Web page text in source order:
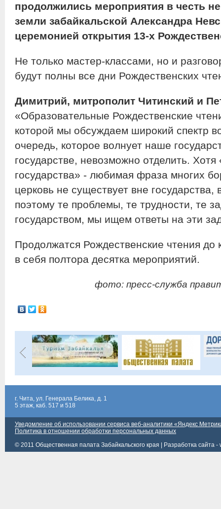
продолжились мероприятия в честь
земли забайкальской Александра
церемонией открытия 13-х
Не только мастер-классами, но и
будут полны все дни Рождественских
Димитрий, митрополит Читинский и
«Образовательные Рождественские
которой мы обсуждаем широкий спектр
очередь, которое волнует наше
государстве, невозможно отделить.
государства» - любимая фраза многих
церковь не существует вне
поэтому те проблемы, те трудности, те
государством, мы ищем ответы на эти
Продолжатся Рождественские чтения до
в себя полтора десятка мероприятий.
фото: пресс-служба
г. Чита, ул. Генерала Белика, д. 1
5 этаж, каб. 517 и 518
Уведомление об использовании сервиса веб-аналитики «Яндекс
Политика в отношении обработки персональных данных
© 2011 Общественная палата Забайкальского края |
Разработка сайта -